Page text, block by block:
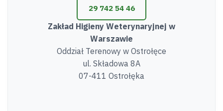
29 742 54 46
Zakład Higieny Weterynaryjnej w
Warszawie
Oddział Terenowy w Ostrołęce
ul. Składowa 8A
07-411 Ostrołęka